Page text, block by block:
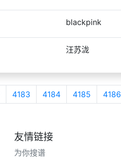
blackpink
汪苏泷
4183 4184 4185 4186
友情链接
为你搜谱